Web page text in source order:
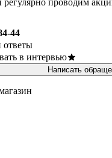
регулярно проводим
44
в интервью
Написать